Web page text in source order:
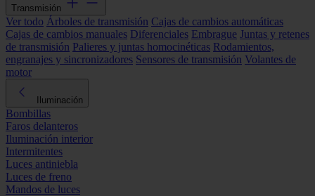
Transmisión
Ver todo Árboles de transmisión Cajas de cambios automáticas
Cajas de cambios manuales Diferenciales Embrague Juntas y retenes
de transmisión Palieres y juntas homocinéticas Rodamientos,
engranajes y sincronizadores Sensores de transmisión Volantes de
motor
Iluminación
Bombillas
Faros delanteros
Iluminación interior
Intermitentes
Luces antiniebla
Luces de freno
Mandos de luces